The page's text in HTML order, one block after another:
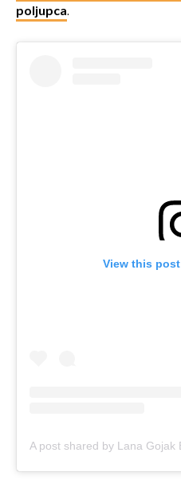
poljupca.
View this
A post shared by Lana Gojak